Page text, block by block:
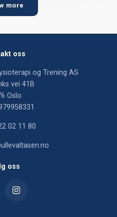
more
oss
og Trening AS
vei 41B
Oslo
02 11 80
oss